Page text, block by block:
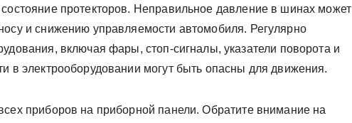
протекторов. Неправильное давление в шинах может
и снижению управляемости автомобиля. Регулярно
включая фары, стоп-сигналы, указатели поворота и
в электрооборудовании могут быть опасны для движения.
приборов на приборной панели. Обратите внимание на